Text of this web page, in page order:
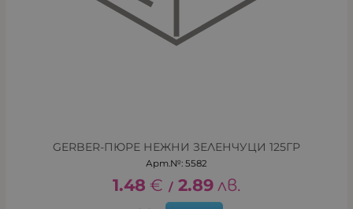
GERBER-ПЮРЕ НЕЖНИ ЗЕЛЕНЧУЦИ 125ГР
Арт.№: 5582
1.48 € / 2.89 лв.